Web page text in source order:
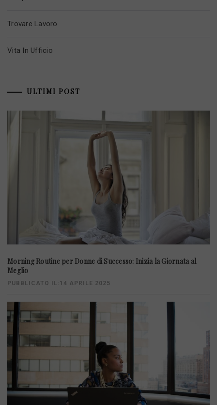
Trovare Lavoro
Vita In Ufficio
ULTIMI POST
Morning Routine per Donne di Successo: Inizia la Giornata al
Meglio
PUBBLICATO IL:14 APRILE 2025